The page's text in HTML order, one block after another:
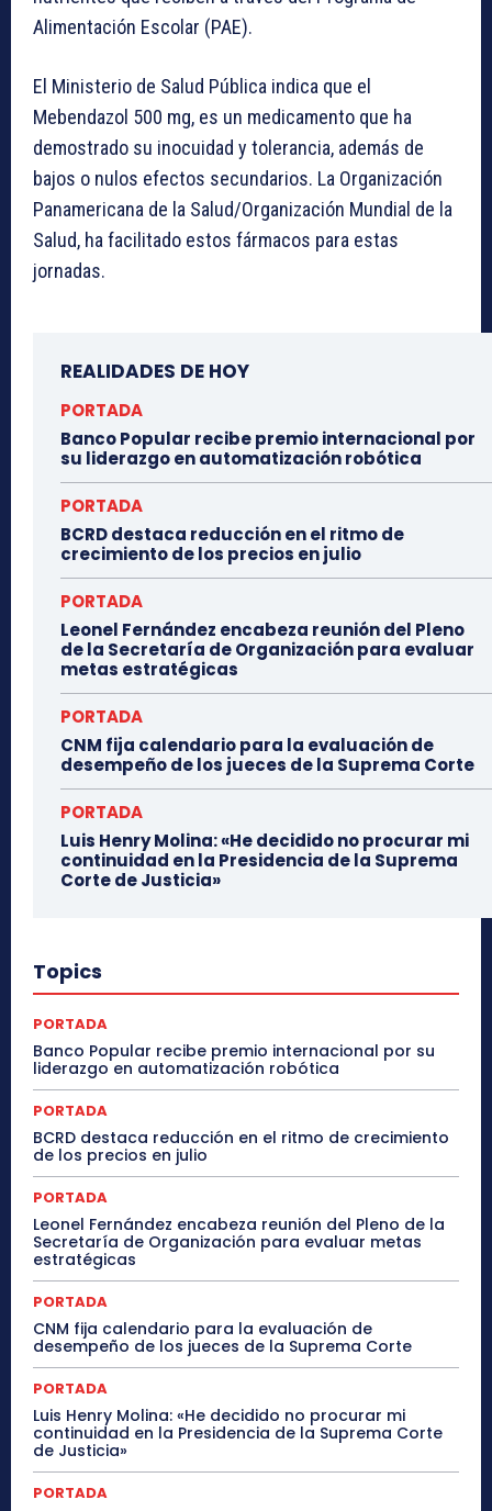
Alimentación Escolar (PAE).
El Ministerio de Salud Pública indica que el
Mebendazol 500 mg, es un medicamento que ha
demostrado su inocuidad y tolerancia, además de
bajos o nulos efectos secundarios. La Organización
Panamericana de la Salud/Organización Mundial de la
Salud, ha facilitado estos fármacos para estas
jornadas.
REALIDADES DE HOY
PORTADA
Banco Popular recibe premio internacional por
su liderazgo en automatización robótica
PORTADA
BCRD destaca reducción en el ritmo de
crecimiento de los precios en julio
PORTADA
Leonel Fernández encabeza reunión del Pleno
de la Secretaría de Organización para evaluar
metas estratégicas
PORTADA
CNM fija calendario para la evaluación de
desempeño de los jueces de la Suprema Corte
PORTADA
Luis Henry Molina: «He decidido no procurar mi
continuidad en la Presidencia de la Suprema
Corte de Justicia»
Topics
PORTADA
Banco Popular recibe premio internacional por su
liderazgo en automatización robótica
PORTADA
BCRD destaca reducción en el ritmo de crecimiento
de los precios en julio
PORTADA
Leonel Fernández encabeza reunión del Pleno de la
Secretaría de Organización para evaluar metas
estratégicas
PORTADA
CNM fija calendario para la evaluación de
desempeño de los jueces de la Suprema Corte
PORTADA
Luis Henry Molina: «He decidido no procurar mi
continuidad en la Presidencia de la Suprema Corte
de Justicia»
PORTADA